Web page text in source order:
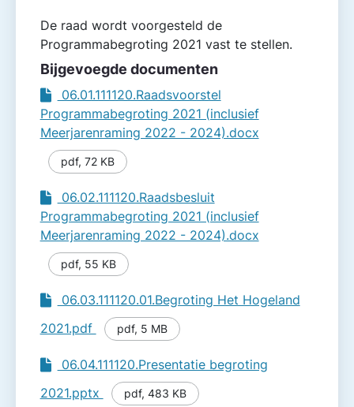
De raad wordt voorgesteld de
Programmabegroting 2021 vast te stellen.
Bijgevoegde documenten
06.01.111120.Raadsvoorstel
Programmabegroting 2021 (inclusief
Meerjarenraming 2022 - 2024).docx
pdf, 72 KB
06.02.111120.Raadsbesluit
Programmabegroting 2021 (inclusief
Meerjarenraming 2022 - 2024).docx
pdf, 55 KB
06.03.111120.01.Begroting Het Hogeland
2021.pdf
pdf, 5 MB
06.04.111120.Presentatie begroting
2021.pptx
pdf, 483 KB